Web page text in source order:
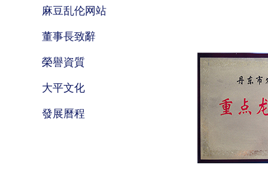
麻豆乱伦网站
董事長致辭
榮譽資質
大平文化
發展曆程